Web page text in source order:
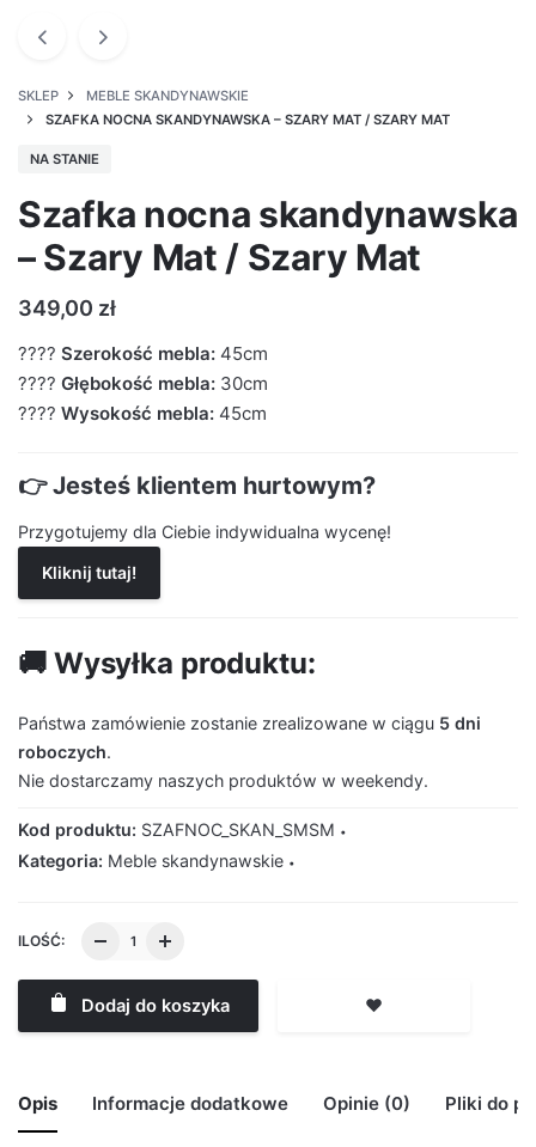
SKLEP
MEBLE SKANDYNAWSKIE
SZAFKA NOCNA SKANDYNAWSKA – SZARY MAT / SZARY MAT
NA STANIE
Szafka nocna skandynawska
– Szary Mat / Szary Mat
349,00 zł
???? Szerokość mebla: 45cm
???? Głębokość mebla: 30cm
???? Wysokość mebla: 45cm
👉 Jesteś klientem hurtowym?
Przygotujemy dla Ciebie indywidualna wycenę!
Kliknij tutaj!
🚚 Wysyłka produktu:
Państwa zamówienie zostanie zrealizowane w ciągu 5 dni
roboczych.
Nie dostarczamy naszych produktów w weekendy.
Kod produktu: SZAFNOC_SKAN_SMSM
Kategoria: Meble skandynawskie
ILOŚĆ:
Dodaj do koszyka ❤️
Opis Informacje dodatkowe Opinie (0) Pliki do